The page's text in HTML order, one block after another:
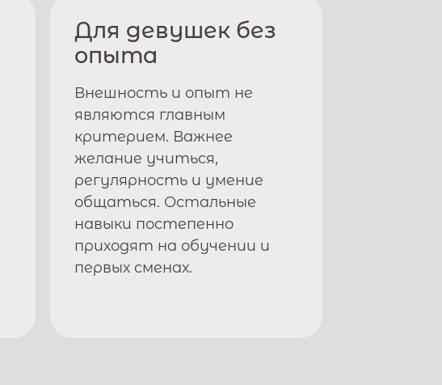
Для девушек без
опыта
Внешность и опыт не
являются главным
критерием. Важнее
желание учиться,
регулярность и умение
общаться. Остальные
навыки постепенно
приходят на обучении и
первых сменах.